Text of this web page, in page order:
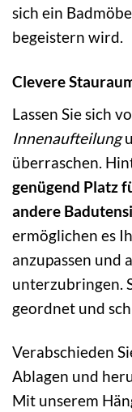
sich ein
begeistern wird.
Clevere
Lassen Sie sich
Innenaufteilung
überraschen.
genügend Platz
andere
ermöglichen es
anzupassen und
unterzubringen.
geordnet und
Verabschieden
Ablagen und
Mit unserem